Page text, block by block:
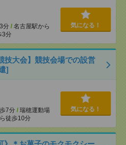
分 / 名古屋駅から
3分
気になる！
技大会】競技会場での設営
]
7分 / 瑞穂運動場
徒歩10分
気になる！